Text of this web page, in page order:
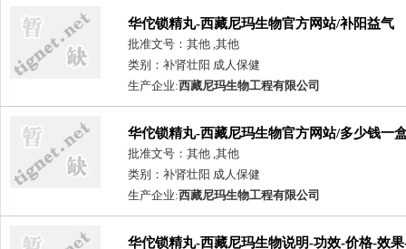
华佗锁精丸-西藏尼玛生物官方网站/补阳益气
批准文号：其他 ,其他
类别：补肾壮阳 成人保健
生产企业:西藏尼玛生物工程有限公司
华佗锁精丸-西藏尼玛生物官方网站/多少钱一
批准文号：其他 ,其他
类别：补肾壮阳 成人保健
生产企业:西藏尼玛生物工程有限公司
华佗锁精丸-西藏尼玛生物说明-功效-价格-效